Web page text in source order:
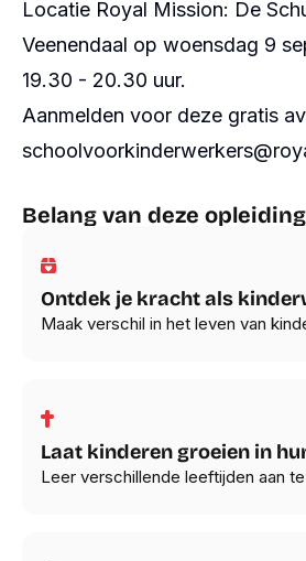
Locatie Royal Mission: De
Veenendaal op woensdag 9
19.30 - 20.30 uur.
Aanmelden voor deze gratis
Belang van deze opleiding
Ontdek je kracht als
Maak verschil in het leven van
Laat kinderen groeien in
Leer verschillende leeftijden aan